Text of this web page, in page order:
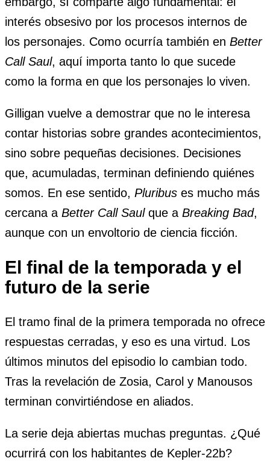
interés obsesivo por los procesos internos de
los personajes. Como ocurría también en Better
Call Saul, aquí importa tanto lo que sucede
como la forma en que los personajes lo viven.
Gilligan vuelve a demostrar que no le interesa
contar historias sobre grandes acontecimientos,
sino sobre pequeñas decisiones. Decisiones
que, acumuladas, terminan definiendo quiénes
somos. En ese sentido, Pluribus es mucho más
cercana a Better Call Saulque a Breaking Bad,
aunque con un envoltorio de ciencia ficción.
El final de la temporada y el
futuro de la serie
El tramo final de la primera temporada no ofrece
respuestas cerradas, y eso es una virtud. Los
últimos minutos del episodio lo cambian todo.
Tras la revelación de Zosia, Carol y Manousos
terminan convirtiéndose en aliados.
La serie deja abiertas muchas preguntas. ¿Qué
ocurrirá con los habitantes de Kepler-22b?